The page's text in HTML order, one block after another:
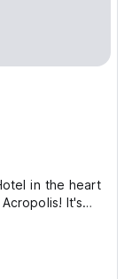
in the heart
It's
All of
hot water